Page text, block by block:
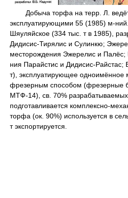
Добыча торфa на терр. Л.
эксплуатирующими 55 (1985) м-
Шяуляйское (334 тыс. т в 1985),
Дидисис-Тирялис и Сулинкю;
месторождения Эжерелис и Палёс;
ния Парайстис и Дидисис-Райстас;
т), эксплуатирующее одноимённое
фрезерным способом (фрезерные
МТФ-14), св. 70%
подготавливается комплексно-
торфа (ок. 90%) используется в
т экспортируется.